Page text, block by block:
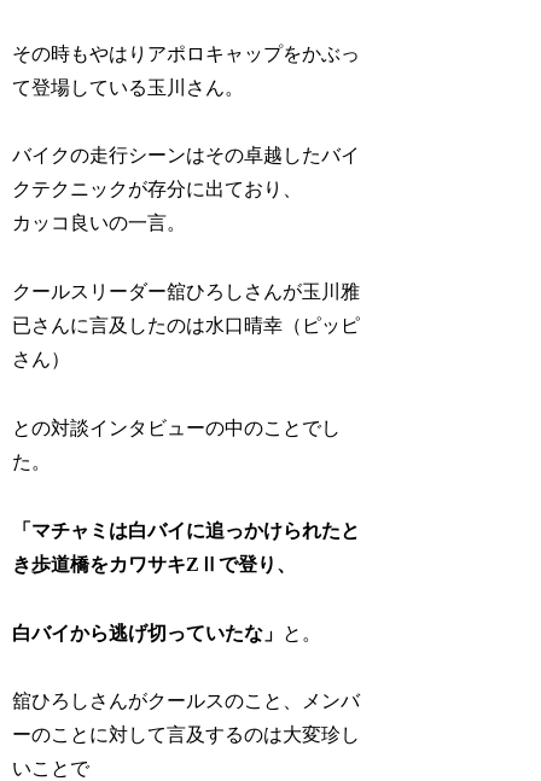
その時もやはりアポロキャップをかぶっ
て登場している玉川さん。
バイクの走行シーンはその卓越したバイ
クテクニックが存分に出ており、
カッコ良いの一言。
クールスリーダー舘ひろしさんが玉川雅
已さんに言及したのは水口晴幸（ピッピ
さん）
との対談インタビューの中のことでし
た。
「マチャミは白バイに追っかけられたと
き歩道橋をカワサキZⅡで登り、
白バイから逃げ切っていたな」 と。
舘ひろしさんがクールスのこと、メンバ
ーのことに対して言及するのは大変珍し
いことで